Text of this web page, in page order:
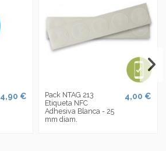
4,90 €
Pack NTAG 213
Etiqueta NFC
Adhesiva Blanca - 25
mm diam.
4,00 €